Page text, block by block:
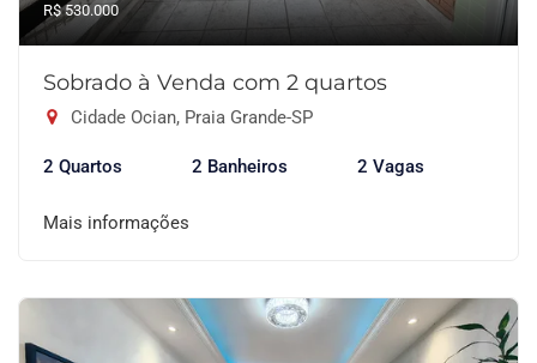
R$ 530.000
Sobrado à Venda com 2 quartos
Cidade Ocian, Praia Grande-SP
2 Quartos 2 Banheiros 2 Vagas
Mais informações